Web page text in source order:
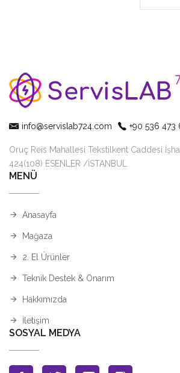
info@servislab724.com +90 536 473
Oruç Reis Mahallesi Tekstilkent Caddesi
424(108) ESENLER /İSTANBUL
MENÜ
Anasayfa
Mağaza
2. El Ürünler
Teknik Destek & Onarım
Hakkımızda
İletişim
SOSYAL MEDYA